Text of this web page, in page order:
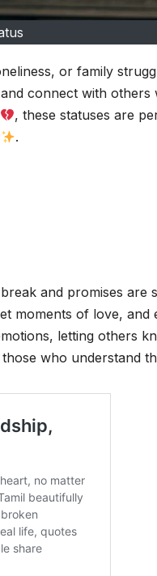
or family
connect with
, these statuses are
.
and promises are
moments of love, and
letting others
who understand